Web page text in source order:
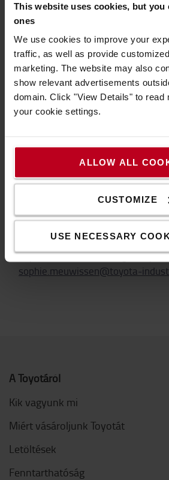
This website uses cookies, but you
ones
We use cookies to improve your
traffic, as well as provide
marketing. The website may also
show relevant advertisements
domain. Click "View Details" to read
your cookie settings.
ALLOW ALL
CUSTOMIZE
USE NECESSARY
„A fenntarthatóságra helyezett
standon bemutatott számos
megmutatkozik” – tette hozzá Marc
Handling Europe vezető fenntarthatósági
biztonság kritikus kérdés, ezért számos
elképzeléseket mutatunk be a biztonság
innovatív vállalatokkal való
előremutató megoldásokat kínálnak a
energiahatékonyságát is, és erre számos
rendezvényen, például az új, 3,5–5,0
előző modellekhez képest akár 12 %
MARKETING MANAGER CONTENT
Sophie Meuwissen
Toyota Material Handling Europe
sophie.meuwissen@toyota-
A Toyotáról
Kik vagyunk mi
Miért vásároljunk Toyotát
Letöltések
Fenntarthatóság